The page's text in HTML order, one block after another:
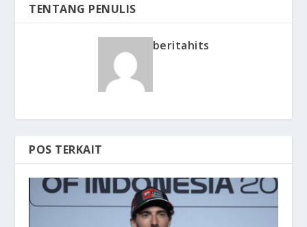
TENTANG PENULIS
beritahits
POS TERKAIT